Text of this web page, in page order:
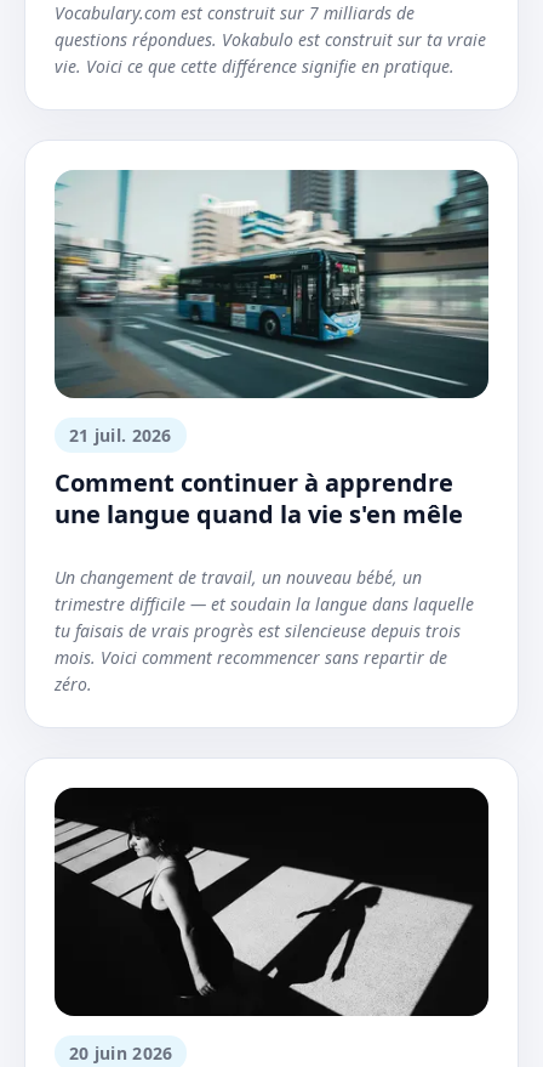
Vocabulary.com est construit sur 7 milliards de
questions répondues. Vokabulo est construit sur ta vraie
vie. Voici ce que cette différence signifie en pratique.
21 juil. 2026
Comment continuer à apprendre
une langue quand la vie s'en mêle
Un changement de travail, un nouveau bébé, un
trimestre difficile — et soudain la langue dans laquelle
tu faisais de vrais progrès est silencieuse depuis trois
mois. Voici comment recommencer sans repartir de
zéro.
20 juin 2026